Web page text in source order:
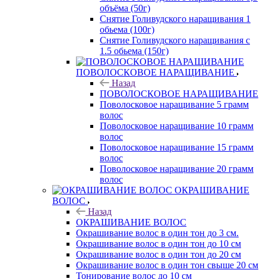
объёма (50г)
Снятие Голивудского наращивания 1
обьема (100г)
Снятие Голивудского наращивания с
1.5 обьема (150г)
ПОВОЛОСКОВОЕ НАРАЩИВАНИЕ
Назад
ПОВОЛОСКОВОЕ НАРАЩИВАНИЕ
Поволосковое наращивание 5 грамм
волос
Поволосковое наращивание 10 грамм
волос
Поволосковое наращивание 15 грамм
волос
Поволосковое наращивание 20 грамм
волос
ОКРАШИВАНИЕ
ВОЛОС
Назад
ОКРАШИВАНИЕ ВОЛОС
Окрашивание волос в один тон до 3 см.
Окрашивание волос в один тон до 10 см
Окрашивание волос в один тон до 20 см
Окрашивание волос в один тон свыше 20 см
Тонирование волос до 10 см